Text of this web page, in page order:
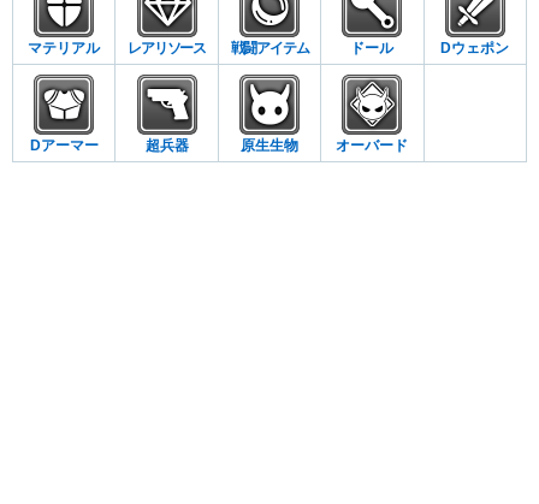
マテリアル レアリソース 戦闘アイテム ドール Dウェポン
Dアーマー 超兵器 原生生物 オーバード